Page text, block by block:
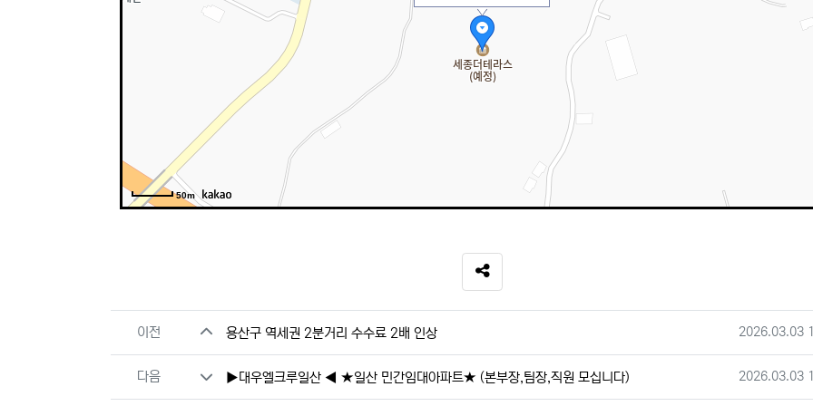
50m
SNS 공유
관련자료
이전 용산구 역세권 2분거리 수수료 2배 인상 작성일
2026.03.03
다음 ▶대우엘크루일산 ◀ ★일산 민간임대아파트★ (본부장,팀장,직원 모십니다) 작성일
2026.03.03